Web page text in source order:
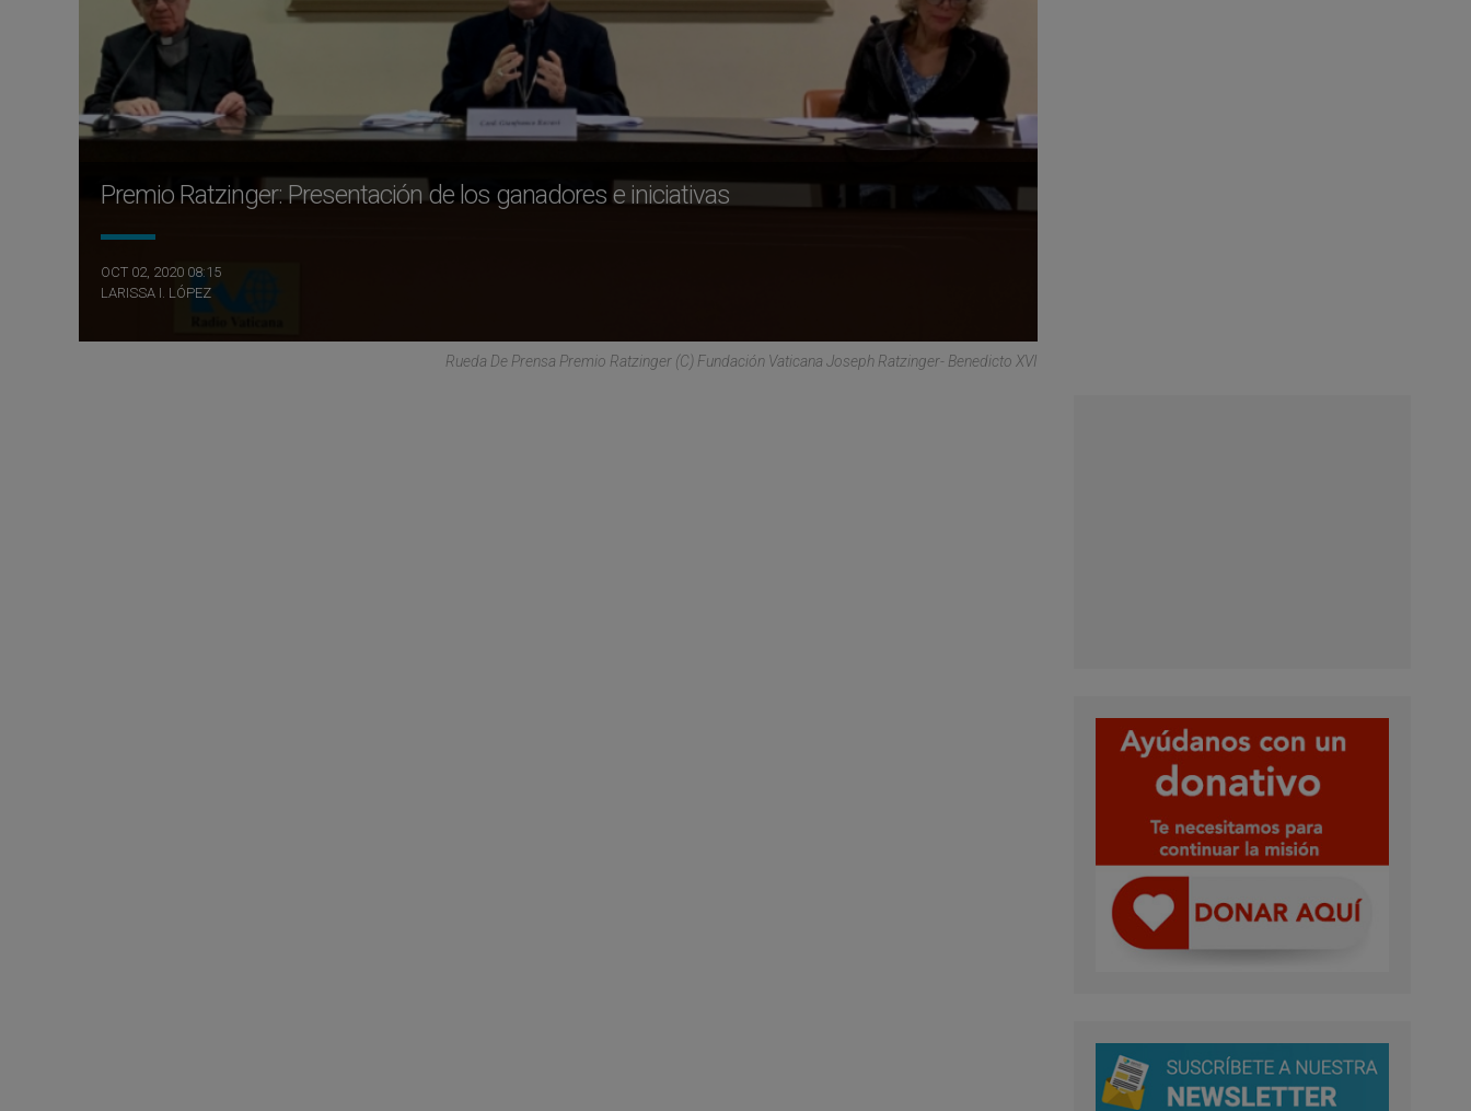
Premio Ratzinger: Presentación de los ganadores e iniciativas
OCT 02, 2020 08:15
LARISSA I. LÓPEZ
Rueda De Prensa Premio Ratzinger (C) Fundación Vaticana Joseph Ratzinger- Benedicto XVI